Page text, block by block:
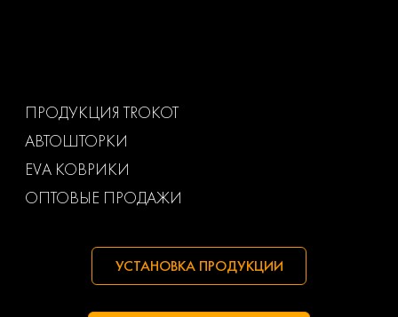
Маз
ПРОДУКЦИЯ TROKOT
АВТОШТОРКИ
EVA КОВРИКИ
ОПТОВЫЕ ПРОДАЖИ
УСТАНОВКА ПРОДУКЦИИ